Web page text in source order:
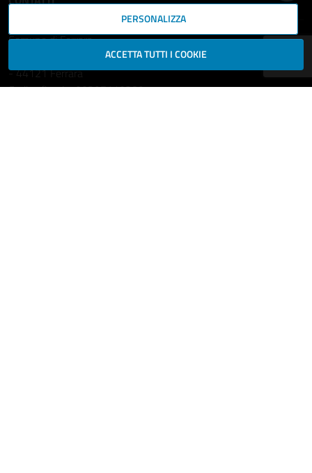
Comune di Ferrara
Piazza del Municipio, 2
- 44121 Ferrara
Codice fiscale: 00297110389
PERSONALIZZA
ACCETTA TUTTI I COOKIE